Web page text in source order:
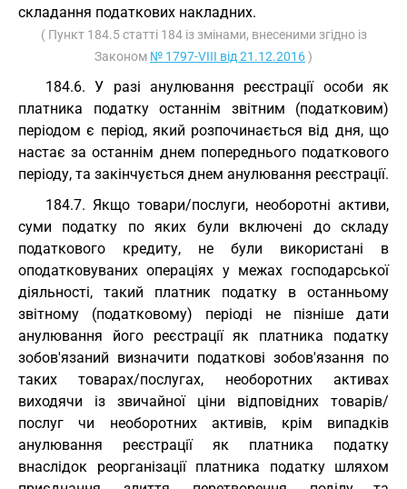
складання податкових накладних.
( Пункт 184.5 статті 184 із змінами, внесеними згідно із
Законом № 1797-VIII від 21.12.2016)
184.6. У разі анулювання реєстрації особи як
платника податку останнім звітним (податковим)
періодом є період, який розпочинається від дня, що
настає за останнім днем попереднього податкового
періоду, та закінчується днем анулювання реєстрації.
184.7. Якщо товари/послуги, необоротні активи,
суми податку по яких були включені до складу
податкового кредиту, не були використані в
оподатковуваних операціях у межах господарської
діяльності, такий платник податку в останньому
звітному (податковому) періоді не пізніше дати
анулювання його реєстрації як платника податку
зобов'язаний визначити податкові зобов'язання по
таких товарах/послугах, необоротних активах
виходячи із звичайної ціни відповідних товарів/
послуг чи необоротних активів, крім випадків
анулювання реєстрації як платника податку
внаслідок реорганізації платника податку шляхом